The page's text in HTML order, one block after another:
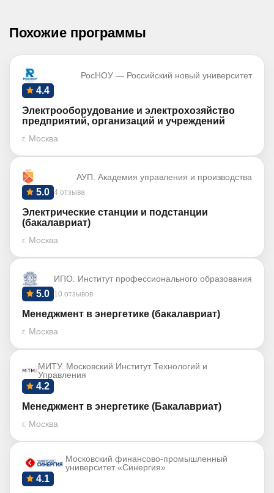
Похожие программы
РосНОУ — Российский новый университет
4.4
Электрооборудование и электрохозяйство
предприятий, организаций и учреждений
г. Москва
АУП. Академия управления и производства
4 отзыва
5.0
Электрические станции и подстанции
(бакалавриат)
г. Москва
ИПО. Институт профессионального образования
10 отзывов
5.0
Менеджмент в энергетике (бакалавриат)
г. Москва
МИТУ. Московский Институт Технологий и
Управления
4.2
Менеджмент в энергетике (Бакалавриат)
г. Москва
Московский финансово-промышленный
университет «Синергия»
4.1